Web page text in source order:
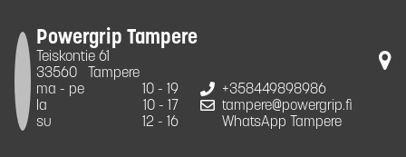
Powergrip Tampere
Teiskontie 61
33560
Tampere
ma - pe
10 - 19
la
10 - 17
su
12 - 16
+358449898986
tampere@powergrip.fi
WhatsApp Tampere